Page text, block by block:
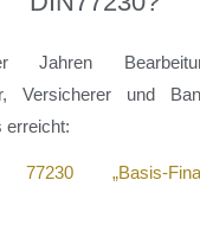
Versicherer und
erreicht:
„Basis-